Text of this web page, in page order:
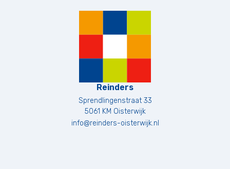
Reinders
Sprendlingenstraat 33
5061 KM Oisterwijk
info@reinders-oisterwijk.nl